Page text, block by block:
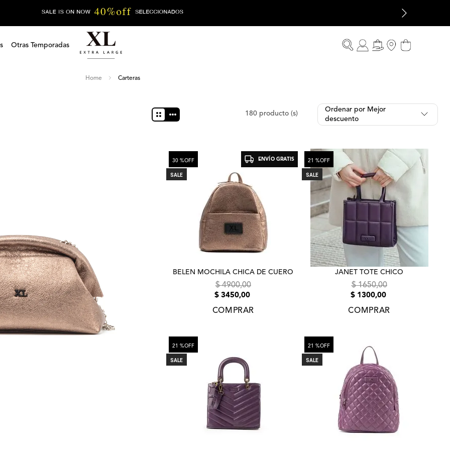
Otras Temporadas
Carteras
180
Ordenar por Mejor
descuento
ENVÍO GRATIS
BELEN MOCHILA CHICA DE CUERO
SALE
30 %OFF
$ 4900,00
$ 3450,00
COMPRAR
JANET TOTE CHICO
SALE
21 %OFF
$ 1650,00
$ 1300,00
COMPRAR
SALE
21 %OFF
SALE
21 %OFF